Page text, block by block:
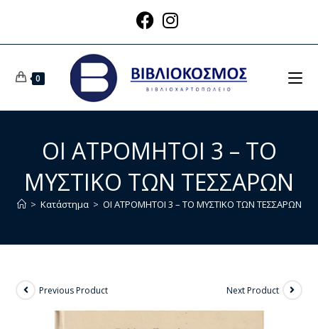
0
ΟΙ ΑΤΡΟΜΗΤΟΙ 3 – ΤΟ
ΜΥΣΤΙΚΟ ΤΩΝ ΤΕΣΣΑΡΩΝ
> Κατάστημα > ΟΙ ΑΤΡΟΜΗΤΟΙ 3 – ΤΟ ΜΥΣΤΙΚΟ ΤΩΝ ΤΕΣΣΑΡΩΝ
Previous Product Next Product